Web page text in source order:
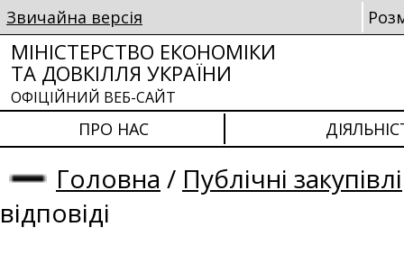
Звичайна версія
МІНІСТЕРСТВО ЕКОНОМІКИ
ТА ДОВКІЛЛЯ УКРАЇНИ
ОФІЦІЙНИЙ ВЕБ-САЙТ
ПРО НАС
Головна / Публічні закупівлі
відповіді